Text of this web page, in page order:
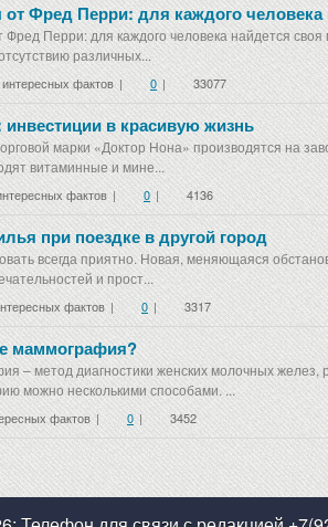
Фред Перри: для каждого
Перри: для каждого человека найдется
различных...
фактов | 0 | 33077
инвестиции в красивую жизнь
марки «Доктор Нона» производятся на
витаминные и мине...
фактов | 0 | 4136
при поездке в другой город
всегда приятно. Новая, меняющаяся
и прост...
фактов | 0 | 3317
маммография?
– метод диагностики женских молочных
можно несколькими способами. ...
фактов | 0 | 3452